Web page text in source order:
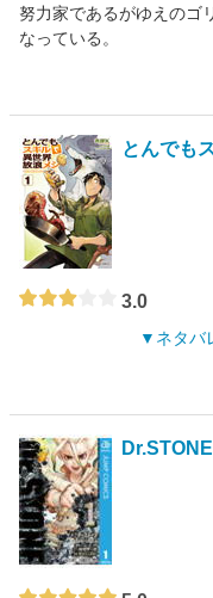
努力家であるがゆえのゴ
なっている。
とんでも
3.0
ネタバ
Dr.STONE